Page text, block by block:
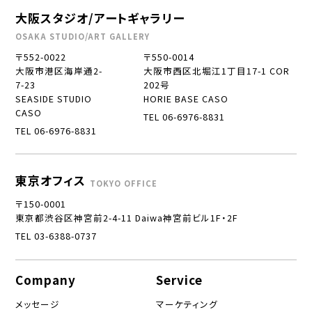
大阪スタジオ/アートギャラリー
OSAKA STUDIO/ART GALLERY
〒552-0022
大阪市港区海岸通2-
7-23
SEASIDE STUDIO
CASO
TEL 06-6976-8831
〒550-0014
大阪市西区北堀江1丁目17-1 COR
202号
HORIE BASE CASO
TEL 06-6976-8831
東京オフィス TOKYO OFFICE
〒150-0001
東京都渋谷区神宮前2-4-11 Daiwa神宮前ビル1F・2F
TEL 03-6388-0737
Company
メッセージ
Service
マーケティング